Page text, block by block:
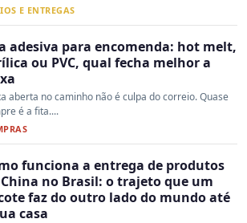
E ENTREGAS
adesiva para encomenda: hot melt,
ou PVC, qual fecha melhor a
aberta no caminho não é culpa do correio. Quase
é a fita....
funciona a entrega de produtos
no Brasil: o trajeto que um
faz do outro lado do mundo até
casa